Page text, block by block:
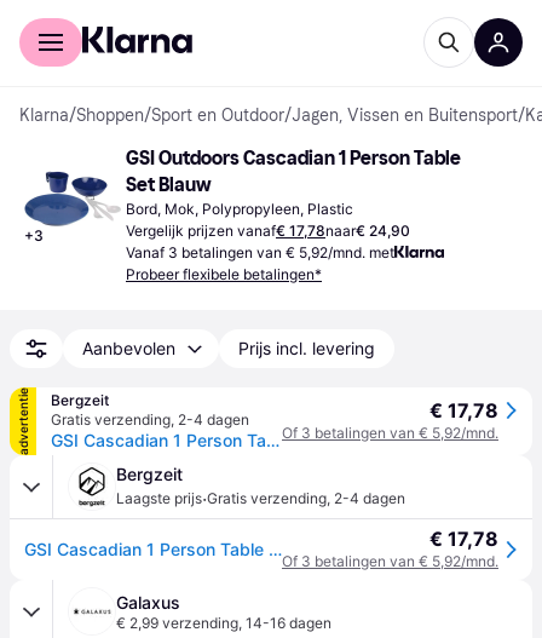
Voor shoppers
Klarna/Shoppen/Sport en Outdoor/Jagen, Vissen en Buitensport/
+3
GSI Outdoors Cascadian 1 Person Table
Set Blauw
Bord, Mok, Polypropyleen, Plastic
Vergelijk prijzen vanaf€ 17,78naar€ 24,90
Vanaf 3 betalingen van € 5,92/mnd. met
Probeer flexibele betalingen*
Aanbevolen Prijs incl. levering
advertentie
Bergzeit
Gratis verzending, 2-4 dagen
GSI Cascadian 1 Person Table Set - Blauw - ONE SIZE
€ 17,78
Of 3 betalingen van € 5,92/mnd.
Bergzeit
Laagste prijs·Gratis verzending, 2-4 dagen
GSI Cascadian 1 Person Table Set - Blauw - ONE SIZE € 17,78
Of 3 betalingen van € 5,92/mnd.
Galaxus
€ 2,99 verzending, 14-16 dagen